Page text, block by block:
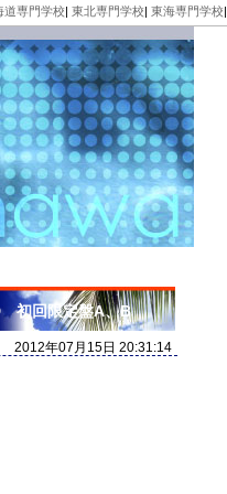
道専門学校| 東北専門学校| 東海専門学校|
初回限定盤A、B
2012年07月15日 20:31:14